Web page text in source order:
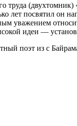
(двухтомник)
лет посвятил он
уважением
идеи —
поэт из с